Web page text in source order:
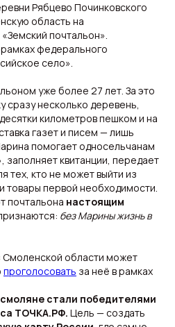
Рябцево Починковского
область на
почтальон».
федерального
село».
уже более 27 лет. За это
сразу несколько деревень,
километров пешком и на
газет и писем — лишь
помогает односельчанам
заполняет квитанции, передает
тех, кто не может выйти из
товары первой необходимости.
почтальона настоящим
без Марины жизнь в
Смоленской области может
проголосовать за неё в рамках
стали победителями
ТОЧКА.РФ. Цель — создать
и по делу!
новостей!